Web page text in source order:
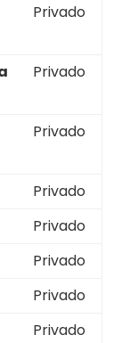
Privado
Privado
Privado
Privado
Privado
Privado
Privado
Privado